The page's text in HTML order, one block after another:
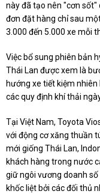
này đã tạo nên "cơn sốt"
đơn đặt hàng chỉ sau
3.000 đến 5.000 xe mỗi
Việc bổ sung phiên bản
Thái Lan được xem là
hướng xe tiết kiệm
các quy định khí thải
Tại Việt Nam, Toyota
với động cơ xăng thuần
mới giống Thái Lan,
khách hàng trong nước
giữ ngôi vương doanh
khốc liệt bởi các đối thủ